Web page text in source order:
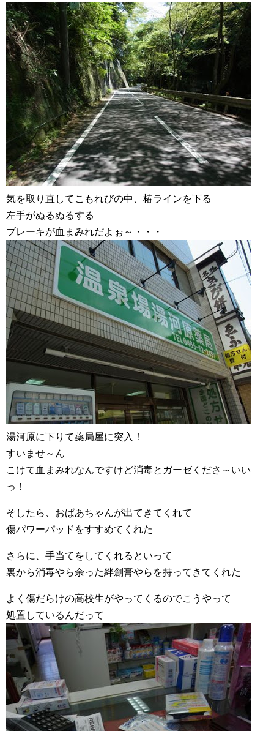
気を取り直してこもれびの中、椿ラインを下る
左手がぬるぬるする
ブレーキが血まみれだよぉ～・・・
湯河原に下りて薬局屋に突入！
すいませ～ん
こけて血まみれなんですけど消毒とガーゼくださ～いい
っ！
そしたら、おばあちゃんが出てきてくれて
傷パワーパッドをすすめてくれた
さらに、手当てをしてくれるといって
裏から消毒やら余った絆創膏やらを持ってきてくれた
よく傷だらけの高校生がやってくるのでこうやって
処置しているんだって